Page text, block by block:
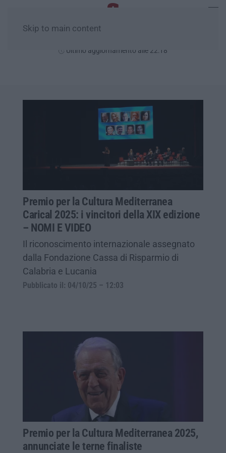
Skip to main content
Ultimo aggiornamento alle 22:18
Premio per la Cultura Mediterranea
Carical 2025: i vincitori della XIX edizione
– NOMI E VIDEO
Il riconoscimento internazionale assegnato
dalla Fondazione Cassa di Risparmio di
Calabria e Lucania
Pubblicato il: 04/10/25 – 12:03
Premio per la Cultura Mediterranea 2025,
annunciate le terne finaliste